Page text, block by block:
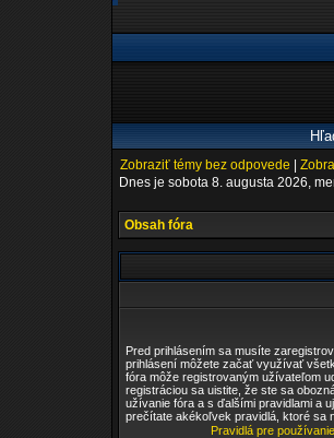
Zobraziť témy bez odpovede
Dnes je sobota 8. augusta 2026,
Obsah fóra
Pred prihlásením sa musíte
prihlásení môžete začať využívať
fóra môže registrovaným užívateľom
registráciou sa uistite, že ste sa
užívanie fóra a s ďalšími pravidlami a
prečítate akékoľvek pravidlá, ktoré sa
Pravidlá pre používanie